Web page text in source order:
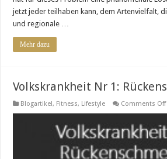
jetzt jeder teilhaben kann, dem Artenvielfalt,
und regionale …
Mehr dazu
Volkskrankheit Nr 1:
Blogartikel, Fitness, Lifestyle Comments Off
1: